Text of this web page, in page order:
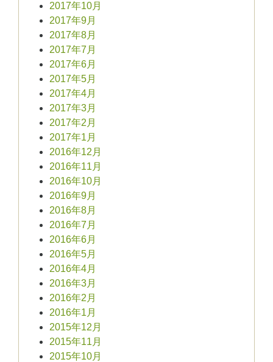
2017年10月
2017年9月
2017年8月
2017年7月
2017年6月
2017年5月
2017年4月
2017年3月
2017年2月
2017年1月
2016年12月
2016年11月
2016年10月
2016年9月
2016年8月
2016年7月
2016年6月
2016年5月
2016年4月
2016年3月
2016年2月
2016年1月
2015年12月
2015年11月
2015年10月